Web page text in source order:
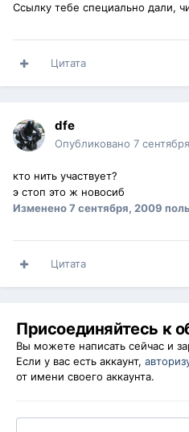
Ссылку тебе специально дали,
Цитата
dfe
Опубликовано 7
кто нить участвует?
э стоп это ж новосиб
Изменено7 сентября, 2009
Цитата
Присоединяйтесь к
Вы можете написать сейчас и
Если у вас есть аккаунт,
от имени своего аккаунта.